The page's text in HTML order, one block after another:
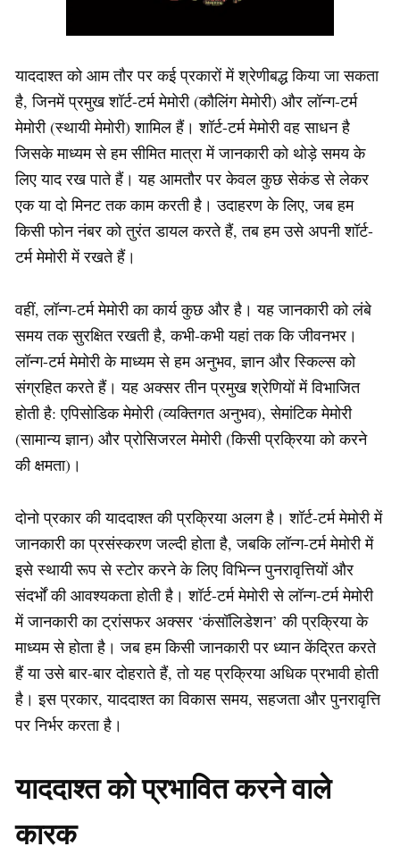
याददाश्त को आम तौर पर कई प्रकारों में श्रेणीबद्ध किया जा सकता
है, जिनमें प्रमुख शॉर्ट-टर्म मेमोरी (कौलिंग मेमोरी) और लॉन्ग-टर्म
मेमोरी (स्थायी मेमोरी) शामिल हैं। शॉर्ट-टर्म मेमोरी वह साधन है
जिसके माध्यम से हम सीमित मात्रा में जानकारी को थोड़े समय के
लिए याद रख पाते हैं। यह आमतौर पर केवल कुछ सेकंड से लेकर
एक या दो मिनट तक काम करती है। उदाहरण के लिए, जब हम
किसी फोन नंबर को तुरंत डायल करते हैं, तब हम उसे अपनी शॉर्ट-
टर्म मेमोरी में रखते हैं।
वहीं, लॉन्ग-टर्म मेमोरी का कार्य कुछ और है। यह जानकारी को लंबे
समय तक सुरक्षित रखती है, कभी-कभी यहां तक कि जीवनभर।
लॉन्ग-टर्म मेमोरी के माध्यम से हम अनुभव, ज्ञान और स्किल्स को
संग्रहित करते हैं। यह अक्सर तीन प्रमुख श्रेणियों में विभाजित
होती है: एपिसोडिक मेमोरी (व्यक्तिगत अनुभव), सेमांटिक मेमोरी
(सामान्य ज्ञान) और प्रोसिजरल मेमोरी (किसी प्रक्रिया को करने
की क्षमता)।
दोनो प्रकार की याददाश्त की प्रक्रिया अलग है। शॉर्ट-टर्म मेमोरी में
जानकारी का प्रसंस्करण जल्दी होता है, जबकि लॉन्ग-टर्म मेमोरी में
इसे स्थायी रूप से स्टोर करने के लिए विभिन्न पुनरावृत्तियों और
संदर्भों की आवश्यकता होती है। शॉर्ट-टर्म मेमोरी से लॉन्ग-टर्म मेमोरी
में जानकारी का ट्रांसफर अक्सर ‘कंसॉलिडेशन’ की प्रक्रिया के
माध्यम से होता है। जब हम किसी जानकारी पर ध्यान केंद्रित करते
हैं या उसे बार-बार दोहराते हैं, तो यह प्रक्रिया अधिक प्रभावी होती
है। इस प्रकार, याददाश्त का विकास समय, सहजता और पुनरावृत्ति
पर निर्भर करता है।
याददाश्त को प्रभावित करने वाले
कारक